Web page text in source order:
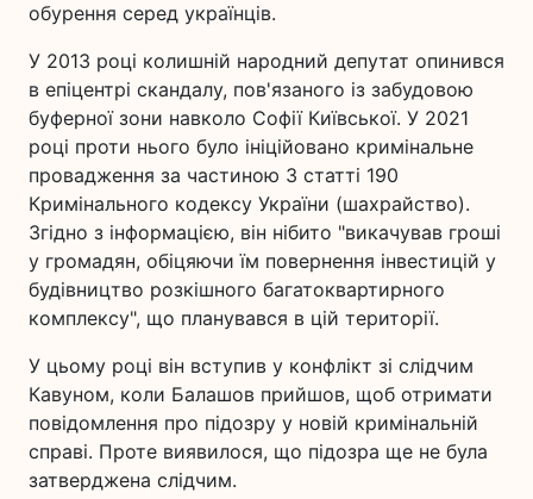
обурення серед українців.
У 2013 році колишній народний депутат опинився
в епіцентрі скандалу, пов'язаного із забудовою
буферної зони навколо Софії Київської. У 2021
році проти нього було ініційовано кримінальне
провадження за частиною 3 статті 190
Кримінального кодексу України (шахрайство).
Згідно з інформацією, він нібито "викачував гроші
у громадян, обіцяючи їм повернення інвестицій у
будівництво розкішного багатоквартирного
комплексу", що планувався в цій території.
У цьому році він вступив у конфлікт зі слідчим
Кавуном, коли Балашов прийшов, щоб отримати
повідомлення про підозру у новій кримінальній
справі. Проте виявилося, що підозра ще не була
затверджена слідчим.